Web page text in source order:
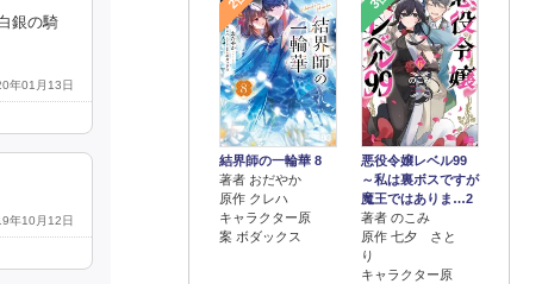
銀の騎
年01月13日
年10月12日
結界師の一輪華 8
著者 おだやか
原作 クレハ
キャラクター原
案 ボダックス
悪役令嬢レベル99
～私は裏ボスですが
魔王ではありま…2
著者 のこみ
原作 七夕 さと
り
キャラクター原